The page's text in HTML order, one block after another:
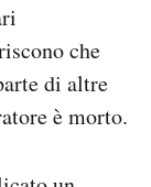
che
di altre
è morto.